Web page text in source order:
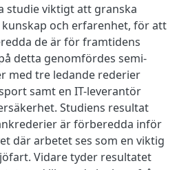
studie viktigt att granska
och erfarenhet, för att
de är för framtidens
detta genomfördes semi-
med tre ledande rederier
samt en IT-leverantör
Studiens resultat
är förberedda inför
där arbetet ses som en viktig
Vidare tyder resultatet